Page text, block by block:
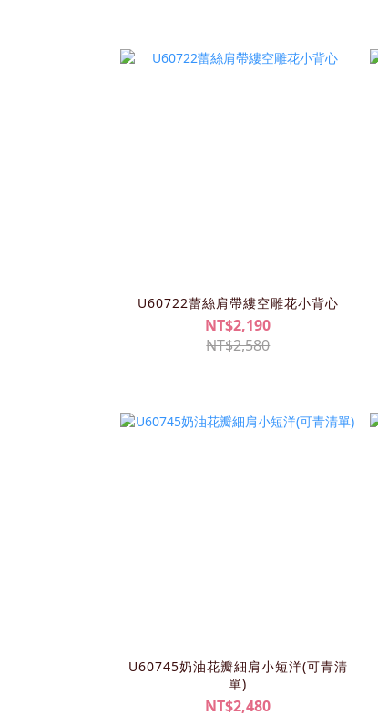
U60722蕾絲肩帶縷空雕花小背心
NT$2,190
NT$2,580
U60745奶油花瓣細肩小短洋(可青清
單)
NT$2,480